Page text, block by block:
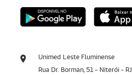
Unimed Leste Fluminense
Rua Dr. Borman, 51 - Niterói - RJ